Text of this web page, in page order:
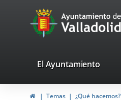
Portal
Web
Ayuntamiento
de
valladolid.es
El Ayuntamiento
InicioTemas ¿Qué hacemos?